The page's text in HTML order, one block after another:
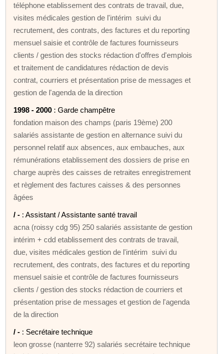
téléphone etablissement des contrats de travail, due,
visites médicales gestion de l'intérim suivi du
recrutement, des contrats, des factures et du reporting
mensuel saisie et contrôle de factures fournisseurs
clients / gestion des stocks rédaction d'offres d'emplois
et traitement de candidatures rédaction de devis
contrat, courriers et présentation prise de messages et
gestion de l'agenda de la direction
1998 - 2000 : Garde champêtre
fondation maison des champs (paris 19ème) 200
salariés assistante de gestion en alternance suivi du
personnel relatif aux absences, aux embauches, aux
rémunérations etablissement des dossiers de prise en
charge auprès des caisses de retraites enregistrement
et règlement des factures caisses & des personnes
âgées
/ - : Assistant / Assistante santé travail
acna (roissy cdg 95) 250 salariés assistante de gestion
intérim + cdd etablissement des contrats de travail,
due, visites médicales gestion de l'intérim suivi du
recrutement, des contrats, des factures et du reporting
mensuel saisie et contrôle de factures fournisseurs
clients / gestion des stocks rédaction de courriers et
présentation prise de messages et gestion de l'agenda
de la direction
/ - : Secrétaire technique
leon grosse (nanterre 92) salariés secrétaire technique